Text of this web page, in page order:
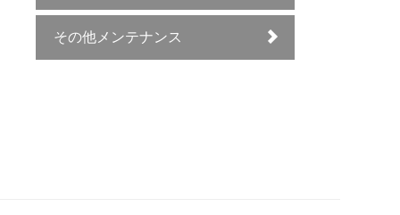
その他メンテナンス